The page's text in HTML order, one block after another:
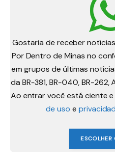
Gostaria de receber
Por Dentro de Minas no
em grupos de últimas
da BR-381, BR-040, BR-
Ao entrar você está ciente
de uso e
ESCOLHER